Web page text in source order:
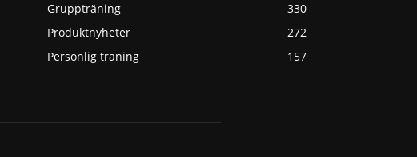
Gruppträning
330
Produktnyheter
272
Personlig träning
157